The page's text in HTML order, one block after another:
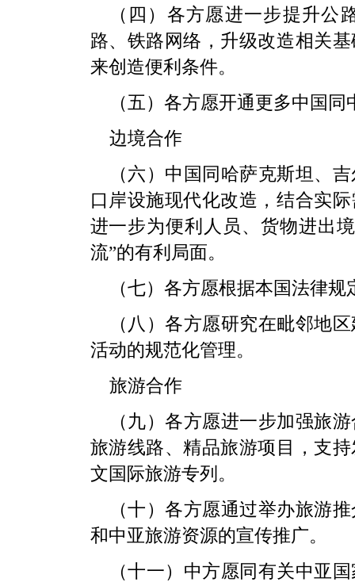
（四）各方愿进一步提升
路、铁路网络，升级改造相关
来创造便利条件。
（五）各方愿开通更多中国
边境合作
（六）中国同哈萨克斯坦、
口岸设施现代化改造，结合实
进一步为便利人员、货物进出
流”的有利局面。
（七）各方愿根据本国法律
（八）各方愿研究在毗邻地
活动的规范化管理。
旅游合作
（九）各方愿进一步加强旅
旅游线路、精品旅游项目，支
文国际旅游专列。
（十）各方愿通过举办旅游
和中亚旅游资源的宣传推广。
（十一）中方愿同有关中亚